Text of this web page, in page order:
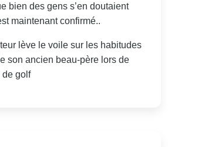
bien des gens s’en doutaient
maintenant confirmé..
lève le voile sur les habitudes
son ancien beau-père lors de
de golf